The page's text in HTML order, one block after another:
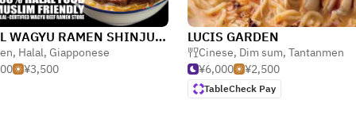
HALAL WAGYU RAMEN SHINJUKU-TEI Ueno Park Tokyo
, Halal, Giapponese
¥3,500
LUCIS GARDEN
Cinese, Dim sum, Tantanmen
¥6,000
¥2,500
TableCheck Pay